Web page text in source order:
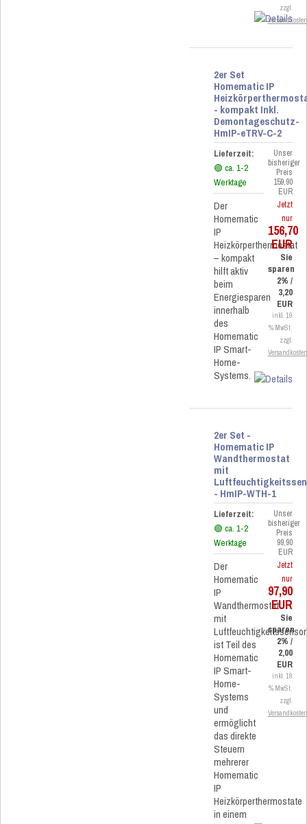
zzgl.
Versandkosten
2er Set
Homematic IP
- kompakt Inkl.
Demontageschutz-
HmIP-eTRV-C-2
Lieferzeit:
🟢 ca. 1-2
Werktage
Der
Homematic
IP
Heizkörperthermostat
– kompakt
hilft aktiv
beim
Energiesparen
innerhalb
des
Homematic
IP Smart-
Home-
Systems.
Unser
bisheriger
Preis
159,90
EUR
Jetzt
nur
156,70
EUR
Sie
sparen
2% /
3,20
EUR
inkl. 19
% MwSt.
zzgl.
Versandkosten
2er Set -
Homematic IP
Wandthermostat
mit
- HmIP-WTH-1
Lieferzeit:
🟢 ca. 1-2
Werktage
Der
Homematic
IP
Wandthermostat
mit
Luftfeuchtigkeitssensor
ist Teil des
Homematic
IP Smart-
Home-
Systems
und
ermöglicht
das direkte
Steuern
mehrerer
Homematic
IP
Heizkörperthermostate
in einem
Unser
bisheriger
Preis
99,90
EUR
Jetzt
nur
97,90
EUR
Sie
sparen
2% /
2,00
EUR
inkl. 19
% MwSt.
zzgl.
Versandkosten